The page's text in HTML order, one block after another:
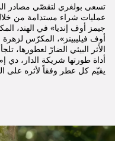
تسعى بولغري لتقصّي مصادر
عمليات شراء مستدامة من
جيمز أوف إنديا» في الهند،
أوف فيليبينز»، المكرّس
الأثر البيئي الضارّ
يقيّم كل عطر وفقاً لأثره على